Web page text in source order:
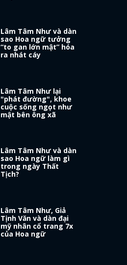
Lâm Tâm Như và dàn
sao Hoa ngữ tưởng
“to gan lớn mật” hóa
ra nhát cáy
Lâm Tâm Như lại
"phát đường", khoe
cuộc sống ngọt như
mật bên ông xã
Lâm Tâm Như và dàn
sao Hoa ngữ làm gì
trong ngày Thất
Tịch?
Lâm Tâm Như, Giả
Tịnh Văn và dàn đại
mỹ nhân cổ trang 7x
của Hoa ngữ